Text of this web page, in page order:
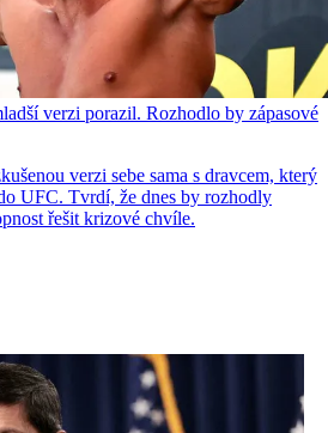
verzi porazil. Rozhodlo by zápasové
verzi sebe sama s dravcem, který
UFC. Tvrdí, že dnes by rozhodly
řešit krizové chvíle.